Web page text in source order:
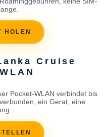
HOLEN
Cruise
Pocket-WLAN verbindet bis
ein Gerat, eine